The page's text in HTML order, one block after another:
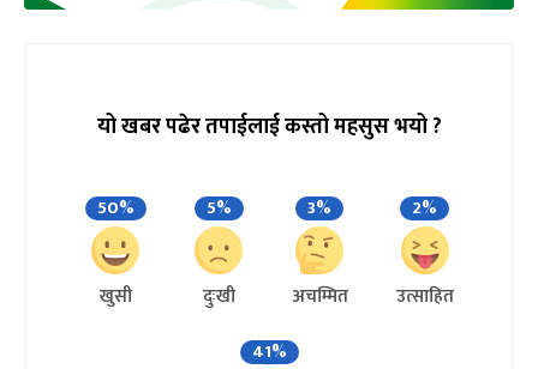
यो खबर पढेर तपाईलाई कस्तो महसुस भयो ?
50%
खुसी
5%
दुःखी
3%
अचम्मित
2%
उत्साहित
41%